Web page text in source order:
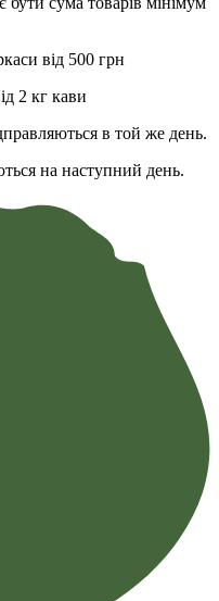
від 500 грн
2 кг кави
в той же день.
на наступний день.